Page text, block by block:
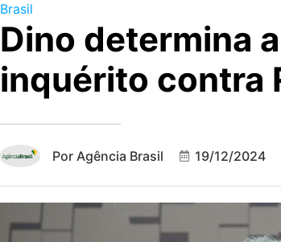
Brasil
Dino determina
inquérito contra
Por Agência Brasil 19/12/2024